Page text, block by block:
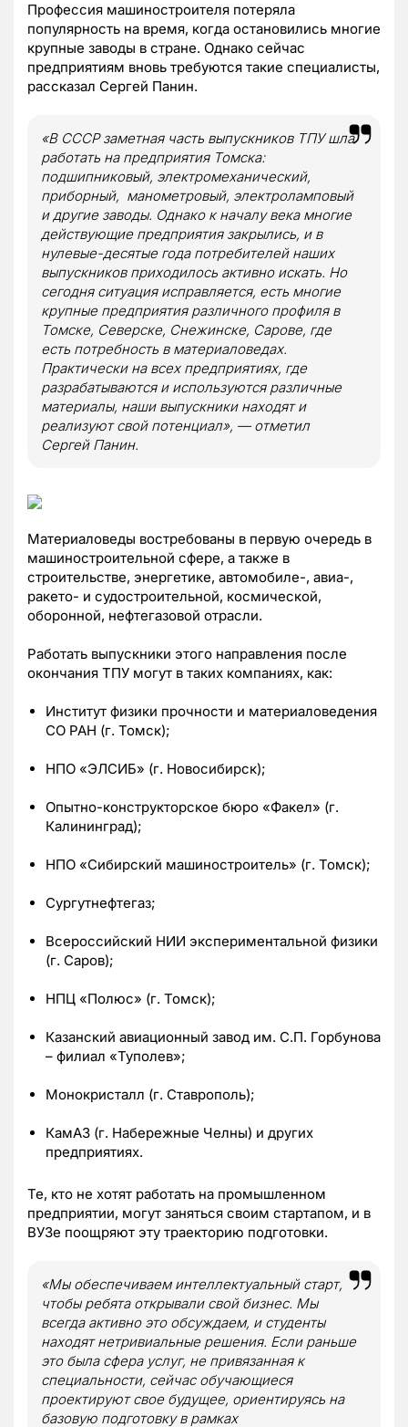
Профессия машиностроителя потеряла
популярность на время, когда остановились многие
крупные заводы в стране. Однако сейчас
предприятиям вновь требуются такие специалисты,
рассказал Сергей Панин.
«В СССР заметная часть выпускников ТПУ шла
работать на предприятия Томска:
подшипниковый, электромеханический,
приборный, манометровый, электроламповый
и другие заводы. Однако к началу века многие
действующие предприятия закрылись, и в
нулевые-десятые года потребителей наших
выпускников приходилось активно искать. Но
сегодня ситуация исправляется, есть многие
крупные предприятия различного профиля в
Томске, Северске, Снежинске, Сарове, где
есть потребность в материаловедах.
Практически на всех предприятиях, где
разрабатываются и используются различные
материалы, наши выпускники находят и
реализуют свой потенциал», — отметил
Сергей Панин.
Материаловеды востребованы в первую очередь в
машиностроительной сфере, а также в
строительстве, энергетике, автомобиле-, авиа-,
ракето- и судостроительной, космической,
оборонной, нефтегазовой отрасли.
Работать выпускники этого направления после
окончания ТПУ могут в таких компаниях, как:
Институт физики прочности и материаловедения
СО РАН (г. Томск);
НПО «ЭЛСИБ» (г. Новосибирск);
Опытно-конструкторское бюро «Факел» (г.
Калининград);
НПО «Сибирский машиностроитель» (г. Томск);
Сургутнефтегаз;
Всероссийский НИИ экспериментальной физики
(г. Саров);
НПЦ «Полюс» (г. Томск);
Казанский авиационный завод им. С.П. Горбунова
– филиал «Туполев»;
Монокристалл (г. Ставрополь);
КамАЗ (г. Набережные Челны) и других
предприятиях.
Те, кто не хотят работать на промышленном
предприятии, могут заняться своим стартапом, и в
ВУЗе поощряют эту траекторию подготовки.
«Мы обеспечиваем интеллектуальный старт,
чтобы ребята открывали свой бизнес. Мы
всегда активно это обсуждаем, и студенты
находят нетривиальные решения. Если раньше
это была сфера услуг, не привязанная к
специальности, сейчас обучающиеся
проектируют свое будущее, ориентируясь на
базовую подготовку в рамках